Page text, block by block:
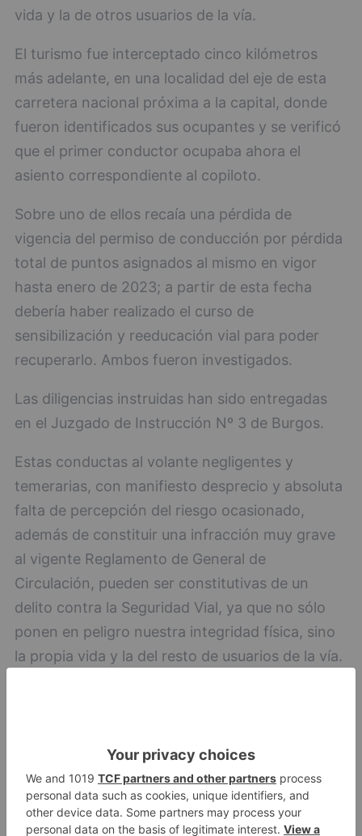
vida y la de otros usuarios de la vía.
El turismo fue interceptado cinco kilómetros
más adelante, en una localidad del eje de esta
carretera nacional próxima a la capital, donde
fueron identificados sus ocupantes y se verificó
que el primer conductor ocupaba ahora el
asiento correspondiente al copiloto.
Sobre uno de ellos recaía una pérdida de
vigencia del permiso de conducción por pérdida
total de puntos asignados al mismo en vigor
hasta enero de 2023; a partir de esta fecha
debería haber realizado el curso de
sensibilización y reeducación vial para poder
recuperarlo. Ambos fueron investigados.
Las diligencias instruidas han sido entregadas
en el Juzgado de Instrucción Nº 3 de Burgos.
Estas conductas al volante negligentes y
temerarias, con manifiesto desprecio y absoluta
falta de percepción del riesgo ocasionado,
además de constituir una infracción muy grave
al vigente Reglamento de General de
Circulación, pueden ser constitutivas de un
delito contra la Seguridad Vial, ya que no sólo
ponen en peligro nuestra integridad física, sino
la propia vida y la del resto de usuarios de la vía.